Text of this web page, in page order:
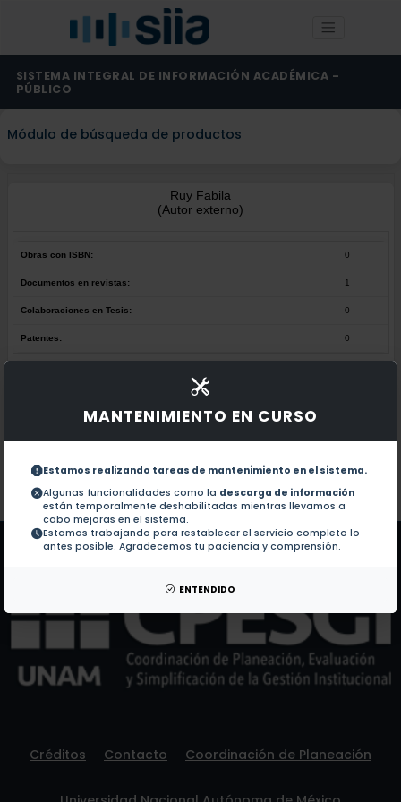
MANTENIMIENTO EN CURSO
Estamos realizando tareas de mantenimiento en el sistema.
Algunas funcionalidades como la descarga de información
están temporalmente deshabilitadas mientras llevamos a
cabo mejoras en el sistema.
Estamos trabajando para restablecer el servicio completo lo
antes posible. Agradecemos tu paciencia y comprensión.
ENTENDIDO
SISTEMA INTEGRAL DE INFORMACIÓN ACADÉMICA -
PÚBLICO
Módulo de búsqueda de productos
Ruy Fabila
(Autor externo)
Obras con ISBN: 0
Documentos en revistas: 1
Colaboraciones en Tesis: 0
Patentes: 0
No hay obras de este autor.
Documentos en revistas:
Colaboraciones en Tesis:
Patentes: No hay patentes de este autor.
Créditos Contacto Coordinación de Planeación